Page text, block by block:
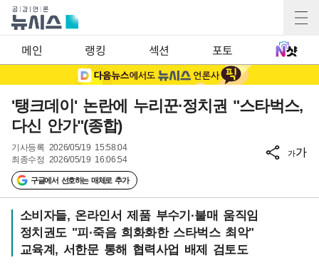
메인 랭킹 섹션 포토
'탱크데이' 논란에 누리꾼·정치권 "스타벅스,
다신 안가"(종합)
기사등록 2026/05/19 15:58:04
최종수정 2026/05/19 16:06:54
구글에서 선호하는 매체로 추가
가가
소비자들, 온라인서 제품 부수기·불매 움직임
정치권도 "피·죽음 희화화한 스타벅스 최악"
교육계, 서한문 통해 협력사업 배제 검토도